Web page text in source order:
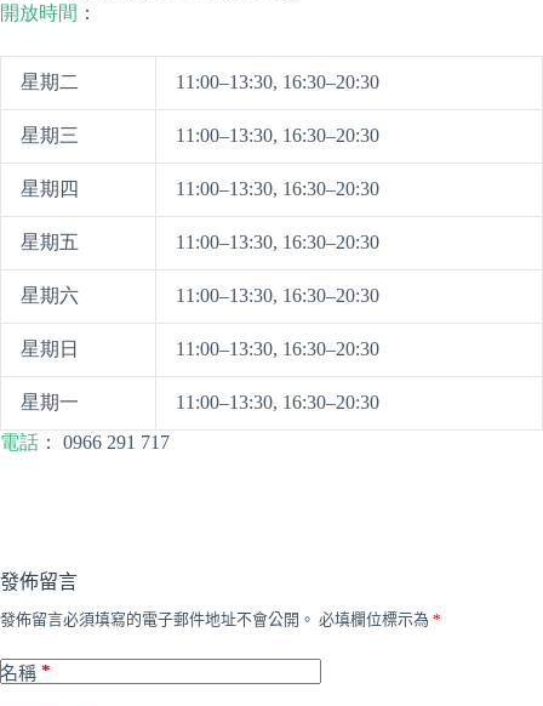
開放時間 ：
星期二 11:00–13:30, 16:30–20:30
星期三 11:00–13:30, 16:30–20:30
星期四 11:00–13:30, 16:30–20:30
星期五 11:00–13:30, 16:30–20:30
星期六 11:00–13:30, 16:30–20:30
星期日 11:00–13:30, 16:30–20:30
星期一
11:00–13:30, 16:30–20:30
電話 ： 0966 291 717
發佈留言
發佈留言必須填寫的電子郵件地址不會公開。 必填欄位標示為 *
名稱 *